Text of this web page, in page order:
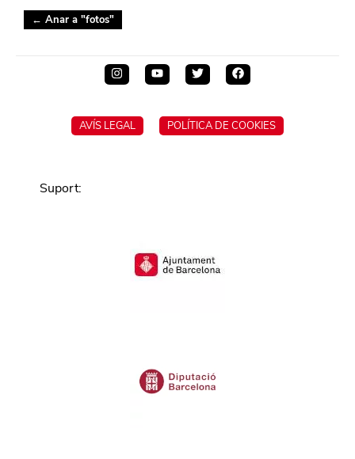
← Anar a "fotos"
AVÍS LEGAL POLÍTICA DE COOKIES
Suport: